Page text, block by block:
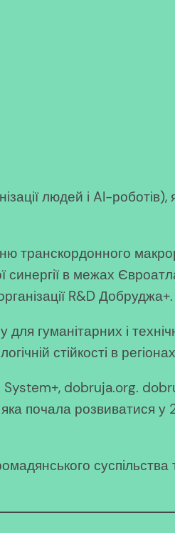
людей і AI-
транскордонного
синергії в межах
R&D Добруджа+.
гуманітарних і
стійкості в
dobruja.org.
почала розвиватися у